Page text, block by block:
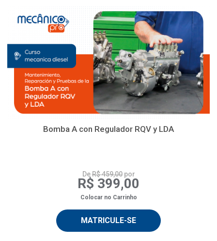
Bomba A con Regulador RQV y LDA
DeR$ 459,00por
R$ 399,00
Colocar no Carrinho
MATRICULE-SE